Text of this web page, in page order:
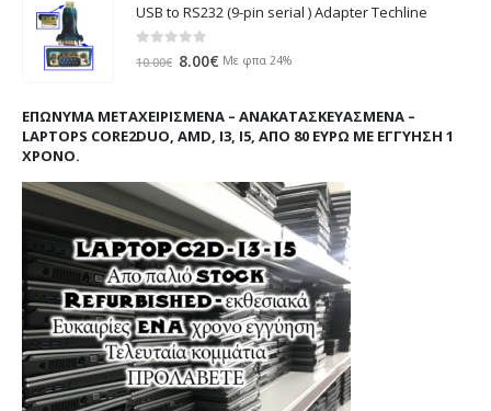
was:
12.00€.
τιμή
είναι:
USB to RS232 (9-pin serial ) Adapter Techline
out of 5
10.00€ Original
10.00€.
8.00€ Η
είναι:
8.00€.
Με φπα 24%
ΕΠΏΝΥΜΑ ΜΕΤΑΧΕΙΡΙΣΜΈΝΑ – ΑΝΑΚΑΤΑΣΚΕΥΑΣΜΈΝΑ –
LAPTOPS CORE2DUO, AMD, I3, I5, ΑΠΌ 80 ΕΥΡΏ ΜΕ ΕΓΓΎΗΣΗ 1
ΧΡΌΝΟ.